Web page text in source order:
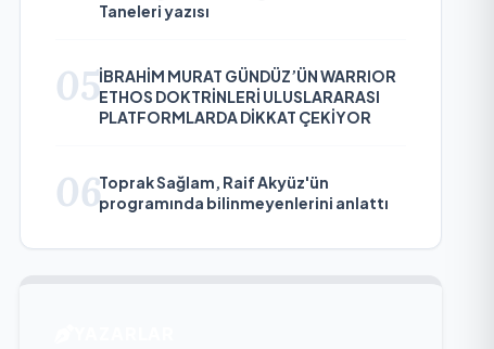
Taneleri yazısı
05İBRAHİM MURAT GÜNDÜZ’ÜN WARRIOR
ETHOS DOKTRİNLERİ ULUSLARARASI
PLATFORMLARDA DİKKAT ÇEKİYOR
06Toprak Sağlam, Raif Akyüz'ün
programında bilinmeyenlerini anlattı